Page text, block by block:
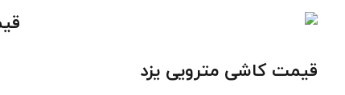
قیمت کاشی مترویی یزد